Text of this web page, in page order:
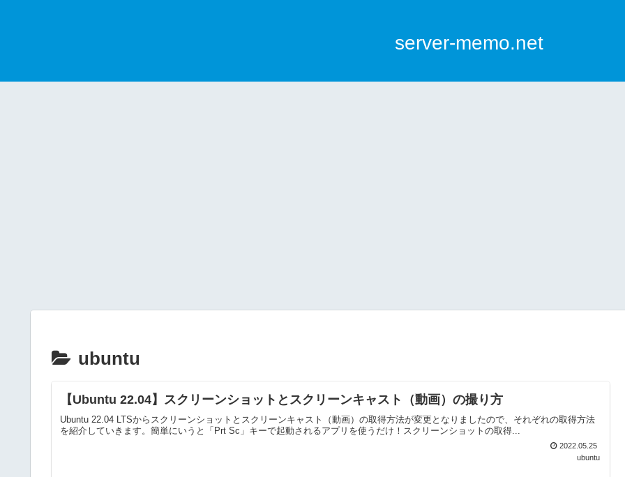
server-memo.net
ubuntu
【Ubuntu 22.04】スクリーンショットとスクリーンキャスト（動画）の撮り方
Ubuntu 22.04 LTSからスクリーンショットとスクリーンキャスト（動画）の取得方法が変更となりましたので、それぞれの取得方法
を紹介していきます。簡単にいうと「Prt Sc」キーで起動されるアプリを使うだけ！スクリーンショットの取得...
2022.05.25
ubuntu